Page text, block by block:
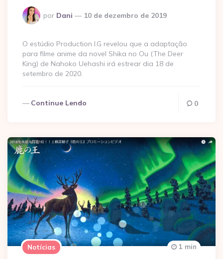
Postado
por
por Dani 10 de dezembro de 2019
O estúdio Production I.G revelou que a adaptação
para filme anime da novel Shika no Ou (The Deer
King) de Nahoko Uehashi irá estrear dia 18 de
setembro de 2020.
Continue Lendo 0
Notícias 1 min